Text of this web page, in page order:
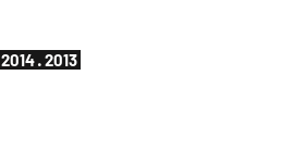
2014·2013